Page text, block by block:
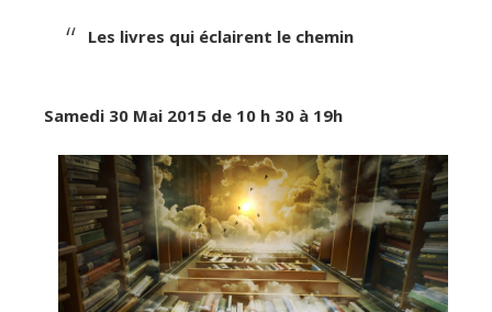
Les livres qui éclairent le chemin
Samedi 30 Mai 2015 de 10 h 30 à 19h